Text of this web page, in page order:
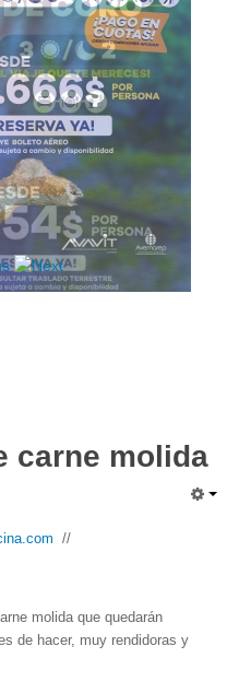
carne molida
//
molida que quedarán
de hacer, muy rendidoras y